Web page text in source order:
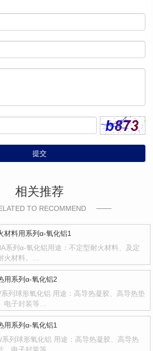
提交
相关推荐
TO RECOMMEND
材料用系列α-氧化铝1
系列α-氧化铝用途：不定型耐火材料、及定
火材料。…
用系列α-氧化铝2
系列球形氧化铝 用途：高导热凝胶、高导热垫
电子封装等…
用系列α-氧化铝1
系列球形氧化铝 用途：高导热凝胶、高导热